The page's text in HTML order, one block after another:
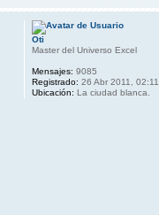
Oti
Master del Universo Excel
Mensajes: 9085
Registrado: 26 Abr 2011, 02:11
Ubicación: La ciudad blanca.